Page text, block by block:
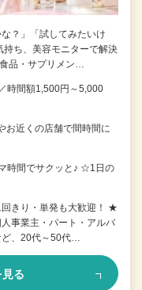
？」「試してみたいけ
ち、美容モニターで解決
品・サプリメン…
時間額1,500円～5,000
近くの店舗で間時間に
時間でサクッと♪ ☆1日の
きり・単発も大歓迎！ ★
事業主・パート・アルバ
ど、20代～50代…
る